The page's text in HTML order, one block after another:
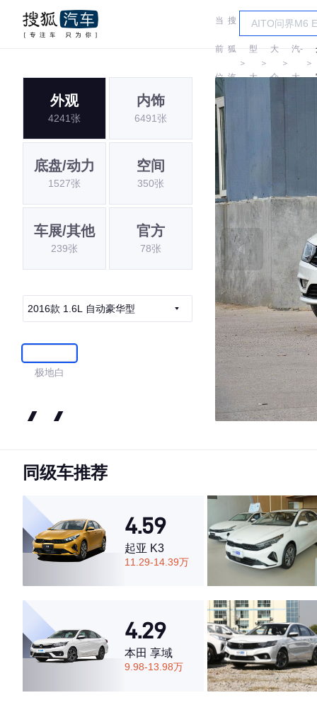
当
前
位
置:
搜
狐
汽
＞
车
型
大
＞
大
众
＞
一
汽-
大
＞
外观
4241张
内饰
6491张
底盘/动力
1527张
空间
350张
车展/其他
239张
官方
78张
2016款 1.6L 自动豪华型
极地白
4.4
·外观表现一般，低于59%同级车
·空间表现一般，低于69%同级车
同级车推荐
4.59
起亚 K3
11.29-14.39万
4.29
本田 享域
9.98-13.98万